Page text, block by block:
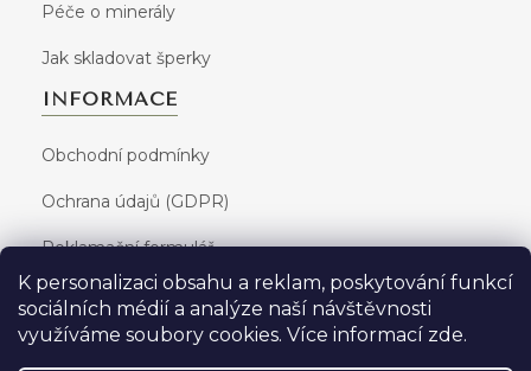
K personalizaci obsahu a reklam, poskytování funkcí
sociálních médií a analýze naší návštěvnosti
využíváme soubory cookies. Více informací zde.
Péče o minerály
Jak skladovat šperky
INFORMACE
Obchodní podmínky
Ochrana údajů (GDPR)
Reklamační formulář